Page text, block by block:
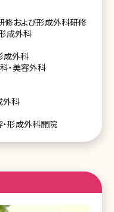
よび形成外科研修
成外科
成外科
・美容外科
外科
形成外科開院